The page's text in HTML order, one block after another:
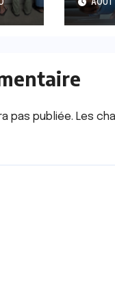
deAOÛT
pas publiée. Les